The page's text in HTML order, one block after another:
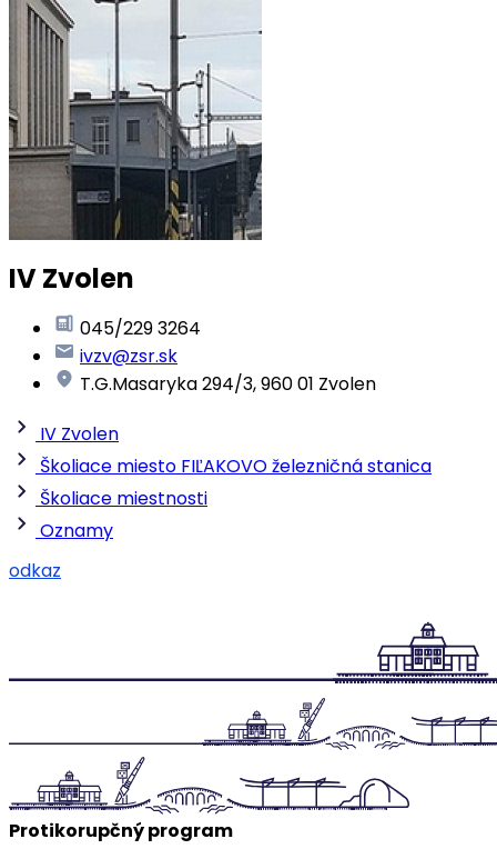
IV Zvolen
045/229 3264
ivzv@zsr.sk
T.G.Masaryka 294/3, 960 01 Zvolen
IV Zvolen
Školiace miesto FIĽAKOVO železničná stanica
Školiace miestnosti
Oznamy
odkaz
Protikorupčný program